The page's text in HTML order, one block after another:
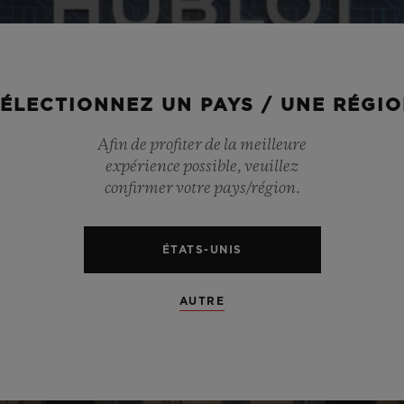
UN PAYS / UNE
Afin de profiter de la meilleure
expérience possible, veuillez
confirmer votre pays/région.
ÉTATS-UNIS
AUTRE